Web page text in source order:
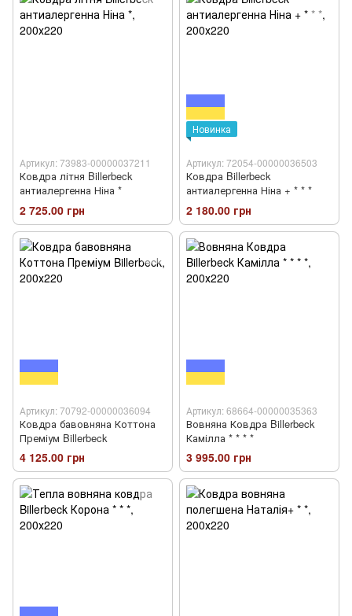
Артикул: 73983-00000037211
Ковдра літня Billerbeck
антиалергенна Ніна *
2 725.00 грн
Новинка
Артикул: 72054-00000036503
Ковдра Billerbeck
антиалергенна Ніна + * * *
2 180.00 грн
Артикул: 70792-00000036094
Ковдра бавовняна Коттона
Преміум Billerbeck
4 125.00 грн
Артикул: 68664-00000035363
Вовняна Ковдра Billerbeck
Камілла * * * *
3 995.00 грн